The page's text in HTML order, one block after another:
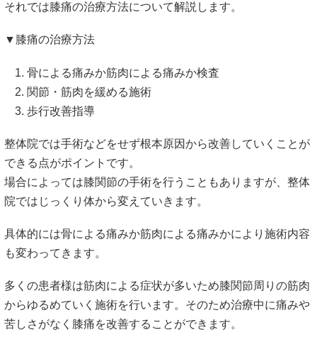
それでは膝痛の治療方法について解説します。
▼膝痛の治療方法
骨による痛みか筋肉による痛みか検査
関節・筋肉を緩める施術
歩行改善指導
整体院では手術などをせず根本原因から改善していくことが
できる点がポイントです。
場合によっては膝関節の手術を行うこともありますが、整体
院ではじっくり体から変えていきます。
具体的には骨による痛みか筋肉による痛みかにより施術内容
も変わってきます。
多くの患者様は筋肉による症状が多いため膝関節周りの筋肉
からゆるめていく施術を行います。そのため治療中に痛みや
苦しさがなく膝痛を改善することができます。